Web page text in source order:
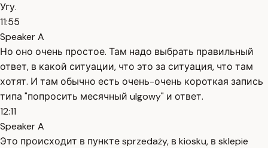
Угу.
11:55
Speaker A
Но оно очень простое. Там надо выбрать правильный
ответ, в какой ситуации, что это за ситуация, что там
хотят. И там обычно есть очень-очень короткая запись
типа "попросить месячный ulgowy" и ответ.
12:11
Speaker A
Это происходит в пункте sprzedaży, в kiosku, в sklepie